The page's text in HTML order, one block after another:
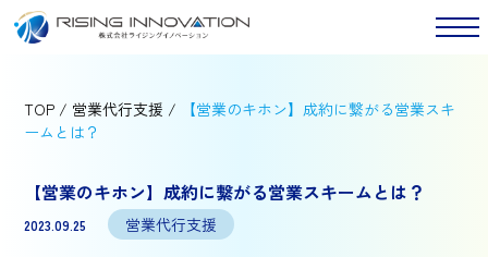
TOP / 営業代行支援 / 【営業のキホン】成約に繋がる営業スキ
ームとは？
【営業のキホン】成約に繋がる営業スキームとは？
2023.09.25 営業代行支援